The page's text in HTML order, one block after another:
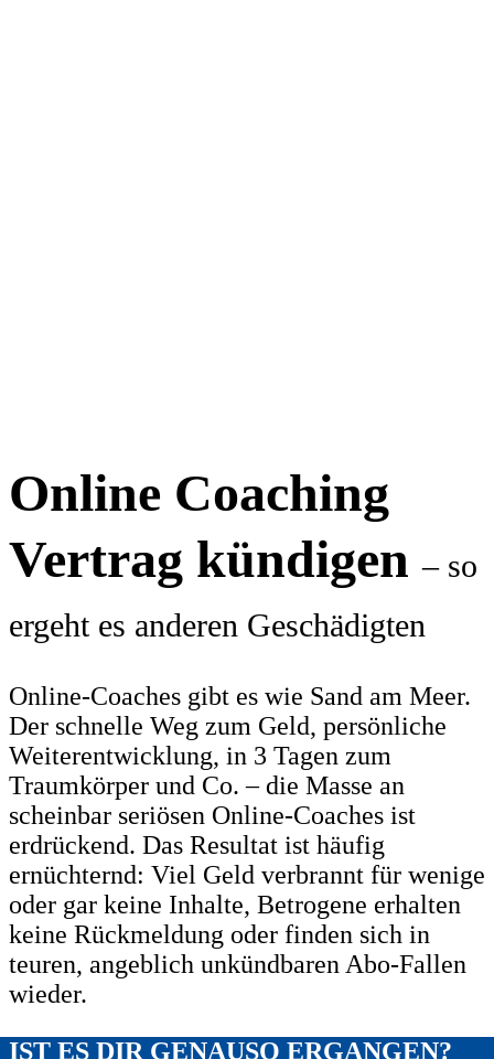
Online Coaching
Vertrag kündigen– so
ergeht es anderen Geschädigten
Online-Coaches gibt es wie Sand am Meer.
Der schnelle Weg zum Geld, persönliche
Weiterentwicklung, in 3 Tagen zum
Traumkörper und Co. – die Masse an
scheinbar seriösen Online-Coaches ist
erdrückend. Das Resultat ist häufig
ernüchternd: Viel Geld verbrannt für wenige
oder gar keine Inhalte, Betrogene erhalten
keine Rückmeldung oder finden sich in
teuren, angeblich unkündbaren Abo-Fallen
wieder.
IST ES DIR GENAUSO ERGANGEN?